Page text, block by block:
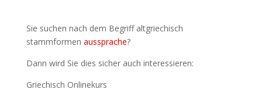
Sie suchen nach dem Begriff altgriechisch
stammformen aussprache?
Dann wird Sie dies sicher auch interessieren:
Griechisch Onlinekurs